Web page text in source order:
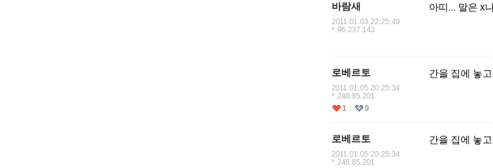
바람새
2011.01.03 22:25:49
*.96.237.143
아띠... 말은 x
로베르토
2011.01.05 20:25:34
*.246.85.201
1
0
간을 집에 놓
로베르토
2011.01.05 20:25:34
*.246.85.201
간을 집에 놓